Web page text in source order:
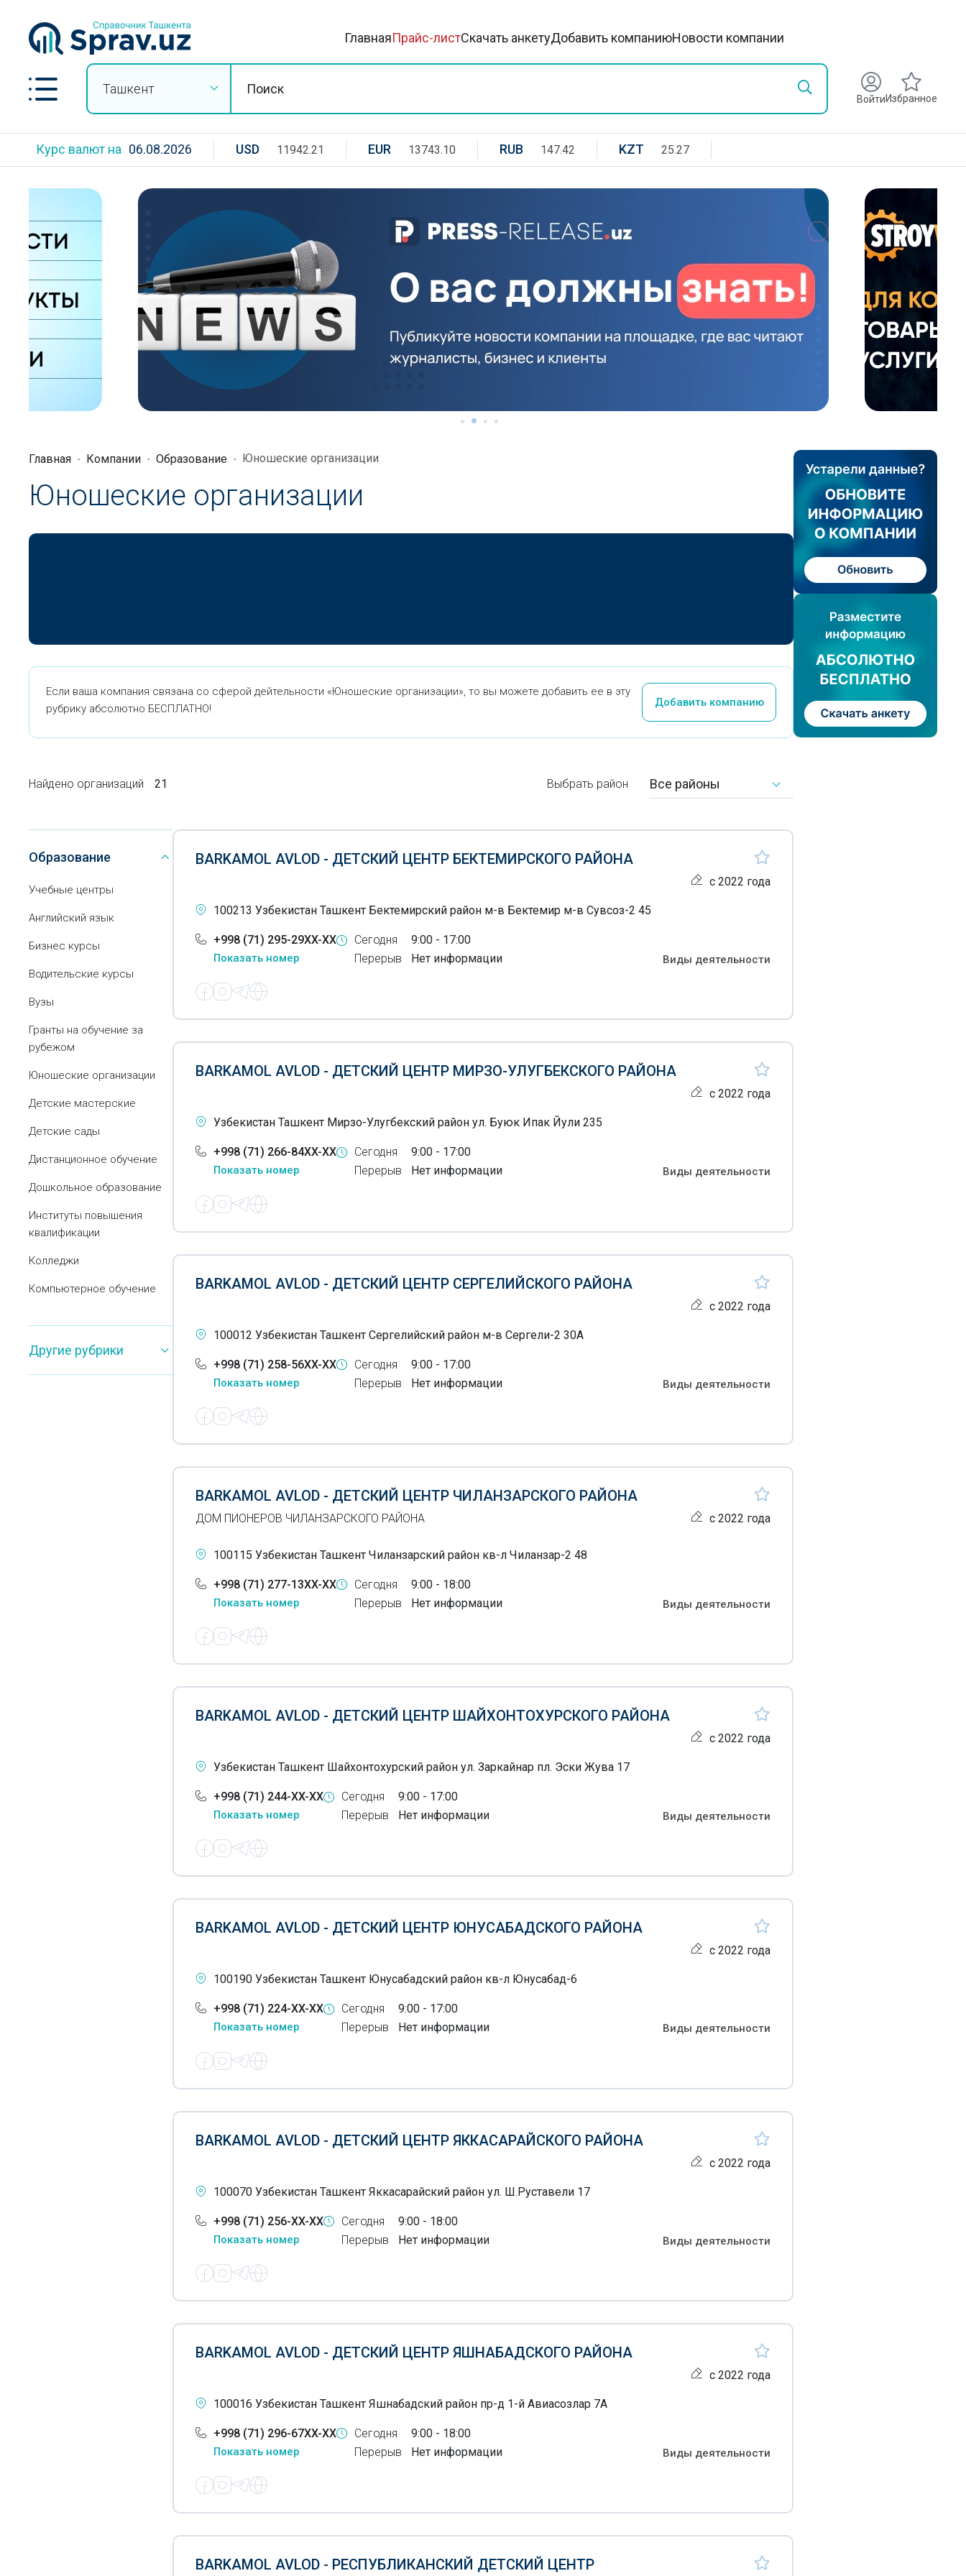
ГлавнаяПрайс-листСкачать анкетуДобавить компаниюНовости компании
Ташкент
ВойтиИзбранное
Курс валют на 06.08.2026 USD 11942.21 EUR 13743.10 RUB 147.42 KZT 25.27
Главная Компании Образование Юношеские организации
Юношеские организации
Если ваша компания связана со сферой дейтельности «Юношеские организации», то вы можете добавить ее в эту
рубрику абсолютно БЕСПЛАТНО!
Добавить компанию
Найдено организаций 21 Выбрать район Все районы
Образование
Учебные центры
Английский язык
Бизнес курсы
Водительские курсы
Вузы
Гранты на обучение за
рубежом
Юношеские организации
Детские мастерские
Детские сады
Дистанционное обучение
Дошкольное образование
Институты повышения
квалификации
Колледжи
Компьютерное обучение
Коучинг
Курсы визажистов
Другие рубрики
BARKAMOL AVLOD - ДЕТСКИЙ ЦЕНТР БЕКТЕМИРСКОГО РАЙОНА
с 2022 года
100213 Узбекистан Ташкент Бектемирский район м-в Бектемир м-в Сувсоз-2 45
+998 (71) 295-29XX-XX
Показать номер
Сегодня
Перерыв
9:00 - 17:00
Нет информации
Виды деятельности
BARKAMOL AVLOD - ДЕТСКИЙ ЦЕНТР МИРЗО-УЛУГБЕКСКОГО РАЙОНА
с 2022 года
Узбекистан Ташкент Мирзо-Улугбекский район ул. Буюк Ипак Йули 235
+998 (71) 266-84XX-XX
Показать номер
Сегодня
Перерыв
9:00 - 17:00
Нет информации
Виды деятельности
BARKAMOL AVLOD - ДЕТСКИЙ ЦЕНТР СЕРГЕЛИЙСКОГО РАЙОНА
с 2022 года
100012 Узбекистан Ташкент Сергелийский район м-в Сергели-2 30А
+998 (71) 258-56XX-XX
Показать номер
Сегодня
Перерыв
9:00 - 17:00
Нет информации
Виды деятельности
BARKAMOL AVLOD - ДЕТСКИЙ ЦЕНТР ЧИЛАНЗАРСКОГО РАЙОНА
ДОМ ПИОНЕРОВ ЧИЛАНЗАРСКОГО РАЙОНА с 2022 года
100115 Узбекистан Ташкент Чиланзарский район кв-л Чиланзар-2 48
+998 (71) 277-13XX-XX
Показать номер
Сегодня
Перерыв
9:00 - 18:00
Нет информации
Виды деятельности
BARKAMOL AVLOD - ДЕТСКИЙ ЦЕНТР ШАЙХОНТОХУРСКОГО РАЙОНА
с 2022 года
Узбекистан Ташкент Шайхонтохурский район ул. Заркайнар пл. Эски Жува 17
+998 (71) 244-XX-XX
Показать номер
Сегодня
Перерыв
9:00 - 17:00
Нет информации
Виды деятельности
BARKAMOL AVLOD - ДЕТСКИЙ ЦЕНТР ЮНУСАБАДСКОГО РАЙОНА
с 2022 года
100190 Узбекистан Ташкент Юнусабадский район кв-л Юнусабад-6
+998 (71) 224-XX-XX
Показать номер
Сегодня
Перерыв
9:00 - 17:00
Нет информации
Виды деятельности
BARKAMOL AVLOD - ДЕТСКИЙ ЦЕНТР ЯККАСАРАЙСКОГО РАЙОНА
с 2022 года
100070 Узбекистан Ташкент Яккасарайский район ул. Ш.Руставели 17
+998 (71) 256-XX-XX
Показать номер
Сегодня
Перерыв
9:00 - 18:00
Нет информации
Виды деятельности
BARKAMOL AVLOD - ДЕТСКИЙ ЦЕНТР ЯШНАБАДСКОГО РАЙОНА
с 2022 года
100016 Узбекистан Ташкент Яшнабадский район пр-д 1-й Авиасозлар 7А
+998 (71) 296-67XX-XX
Показать номер
Сегодня
Перерыв
9:00 - 18:00
Нет информации
Виды деятельности
BARKAMOL AVLOD - РЕСПУБЛИКАНСКИЙ ДЕТСКИЙ ЦЕНТР